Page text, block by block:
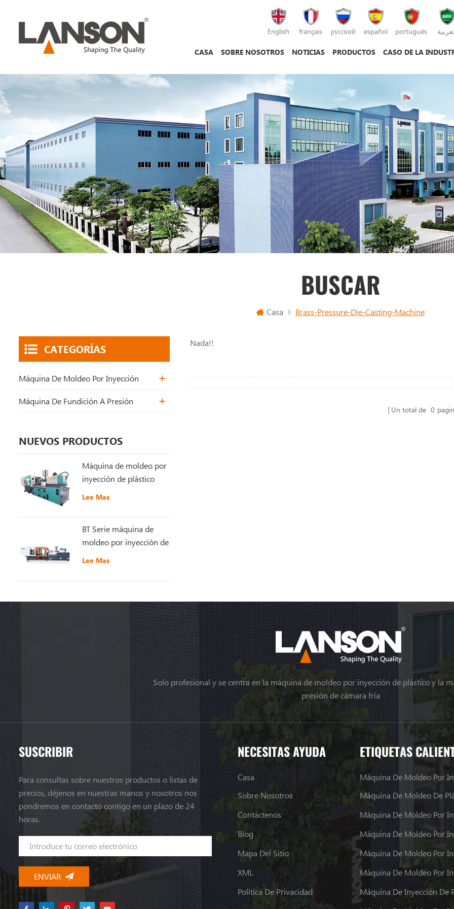
English français русский español português
CASA SOBRE NOSOTROS NOTICIAS PRODUCTOS CASO DE LA
BUSCAR
Casa Brass-Pressure-Die-Casting-Machine
Nada!!
Un total de 0
CATEGORÍAS
Máquina De Moldeo Por Inyección
Máquina De Fundición A Presión
NUEVOS PRODUCTOS
Máquina de moldeo por
inyección de plástico
GT5-LS200S
Lee Mas
BT Serie máquina de
moldeo por inyección de
plástico de alta
Lee Mas
Solo profesional y se centra en la máquina de moldeo por inyección de plástico y la
presión de cámara fría
SUSCRIBIR
Para consultas sobre nuestros productos o listas de
precios, déjenos en nuestras manos y nosotros nos
pondremos en contacto contigo en un plazo de 24
horas.
NECESITAS AYUDA
Casa
Sobre Nosotros
Contáctenos
Blog
Mapa Del Sitio
XML
Política De Privacidad
ETIQUETAS
Máquina De Moldeo Por
Máquina De Moldeo De
Máquina De Moldeo Por
Máquina De Moldeo Por
Máquina De Inyección De